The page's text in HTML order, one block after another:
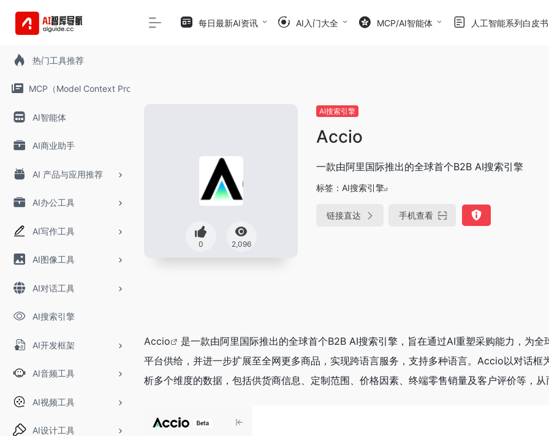
热门工具推荐
MCP（Model Context Protocol）
AI智能体
AI商业助手
AI 产品与应用推荐
AI办公工具
AI写作工具
AI图像工具
AI对话工具
AI搜索引擎
AI开发框架
AI音频工具
AI视频工具
AI设计工具
每日最新AI资讯 AI入门大全 MCP/AI智能体 人工智能系列白皮书
0 2,096
AI搜索引擎
Accio
一款由阿里国际推出的全球首个B2B AI搜索引擎
标签： AI搜索引擎
链接直达 手机查看
Accio
是一款由阿里国际推出的全球首个B2B AI搜索引擎，旨在通过AI重塑采购能力，为
平台供给，并进一步扩展至全网更多商品，实现跨语言服务，支持多种语言。Accio以对话
析多个维度的数据，包括供货商信息、定制范围、价格因素、终端零售销量及客户评价等，